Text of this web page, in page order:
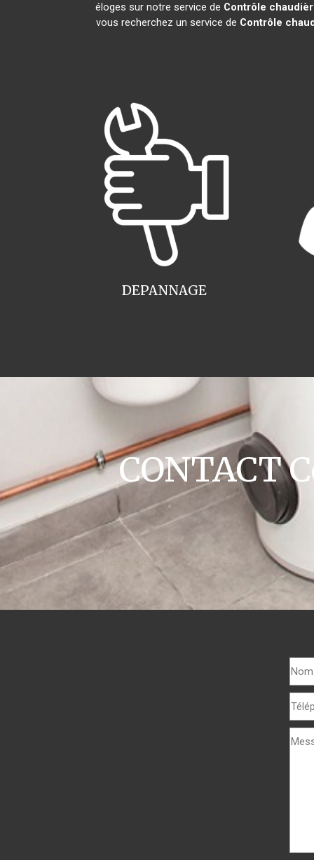
éloges sur notre service de Contrôle
vous recherchez un service de Contrôle
DEPANNAGE
CONTACT